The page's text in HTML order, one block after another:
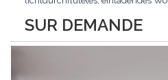
SUR DEMANDE
Liegenschaft in einem
zeitgemässen Wohnkomfort